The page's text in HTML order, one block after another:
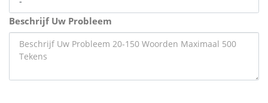
Beschrijf Uw Probleem